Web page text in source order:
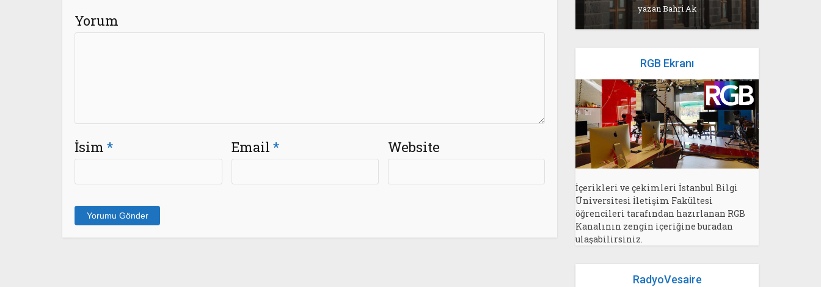
Yorum
İsim * Email * Website
yazanBahri Ak
RGB Ekranı
İçerikleri ve çekimleri İstanbul Bilgi
Üniversitesi İletişim Fakültesi
öğrencileri tarafından hazırlanan RGB
Kanalının zengin içeriğine buradan
ulaşabilirsiniz.
RadyoVesaire